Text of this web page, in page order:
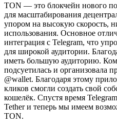
TON — это блокчейн нового
для масштабирования
упором на высокую скорость,
использования. Основное
интеграция с Telegram, что
для широкой аудитории.
иметь большую аудиторию.
подсуетилась и организовала
@wallet. Благодаря этому
кликов смогли создать свой
кошелёк. Спустя время
Tether и теперь мы имеем
TON.